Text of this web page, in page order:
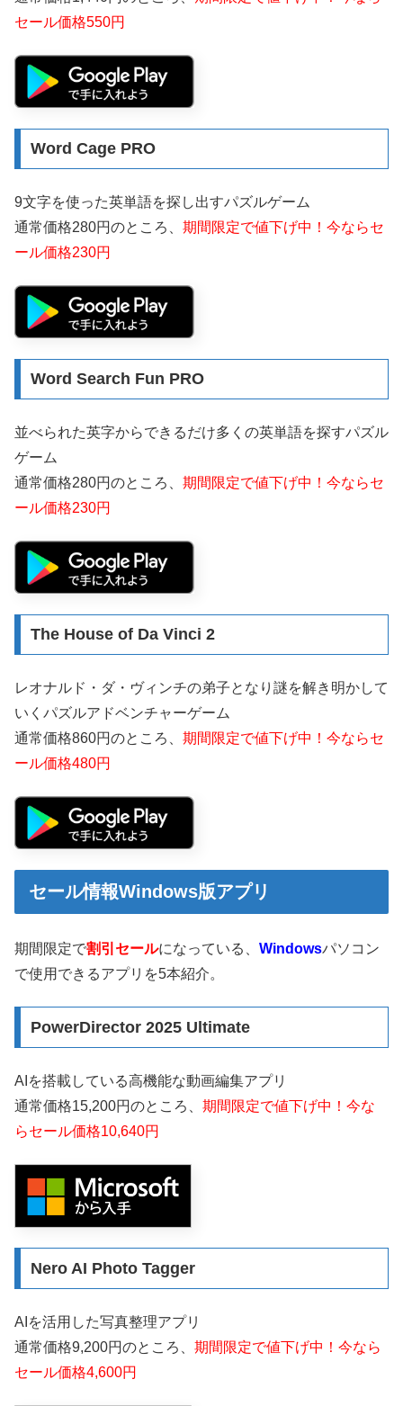
セール価格550円
Word Cage PRO
9文字を使った英単語を探し出すパズルゲーム
通常価格280円のところ、 期間限定で値下げ中！今ならセ
ール価格230円
Word Search Fun PRO
並べられた英字からできるだけ多くの英単語を探すパズル
ゲーム
通常価格280円のところ、 期間限定で値下げ中！今ならセ
ール価格230円
The House of Da Vinci 2
レオナルド・ダ・ヴィンチの弟子となり謎を解き明かして
いくパズルアドベンチャーゲーム
通常価格860円のところ、 期間限定で値下げ中！今ならセ
ール価格480円
セール情報Windows版アプリ
期間限定で割引セールになっている、 Windowsパソコン
で使用できるアプリを5本紹介。
PowerDirector 2025 Ultimate
AIを搭載している高機能な動画編集アプリ
通常価格15,200円のところ、 期間限定で値下げ中！今な
らセール価格10,640円
Nero AI Photo Tagger
AIを活用した写真整理アプリ
通常価格9,200円のところ、 期間限定で値下げ中！今なら
セール価格4,600円